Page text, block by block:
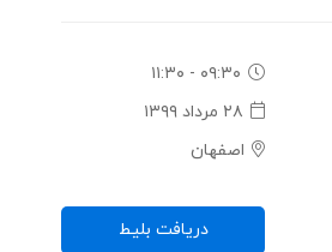
۰۹:۳۰ - ۱۱:۳۰
۲۸ مرداد ۱۳۹۹
اصفهان
دریافت بلیط